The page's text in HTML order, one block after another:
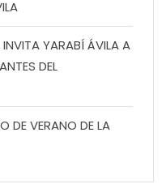
INVITA YARABÍ ÁVILA A
DEL
DE VERANO DE LA